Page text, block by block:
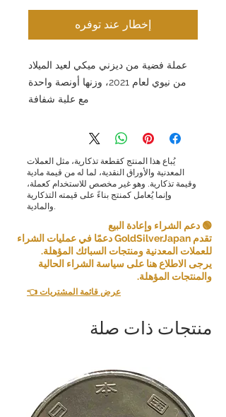
إخطار عند توفره
عملة فضية من ديزني ميكي لعيد الميلاد
من نيوي لعام 2021، وزنها أونصة واحدة
مع علبة شفافة
يُباع هذا المنتج كقطعة تذكارية، مثل العملات
المعدنية والأوراق النقدية، لما له من قيمة مادية
وقيمة تذكارية. وهو غير مخصص للاستخدام كعملة،
وإنما يُعامل كمنتج بناءً على قيمته التذكارية
🟢 دعم الشراء وإعادة البيع
تقدم GoldSilverJapan دعمًا في عمليات الشراء
للعملات المعدنية ومنتجات السبائك المؤهلة.
يرجى الاطلاع هنا على سياسة الشراء الحالية
والمنتجات المؤهلة.
👈 عرض قائمة المشتريات
منتجات ذات صلة